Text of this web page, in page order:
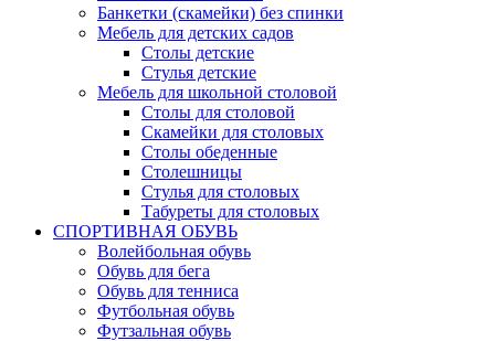
Банкетки (скамейки) без спинки
Мебель для детских садов
Столы детские
Стулья детские
Мебель для школьной столовой
Столы для столовой
Скамейки для столовых
Столы обеденные
Столешницы
Стулья для столовых
Табуреты для столовых
СПОРТИВНАЯ ОБУВЬ
Волейбольная обувь
Обувь для бега
Обувь для тенниса
Футбольная обувь
Футзальная обувь